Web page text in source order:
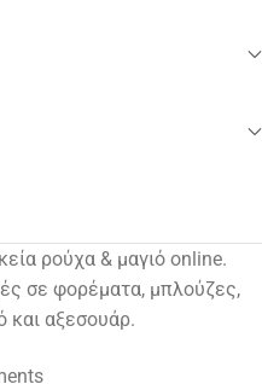
ρούχα & μαγιό online.
σε φορέματα, μπλούζες,
και αξεσουάρ.